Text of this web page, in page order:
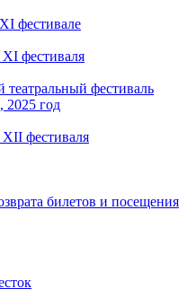
фестивале
фестиваля
театральный фестиваль
2025 год
фестиваля
билетов и посещения